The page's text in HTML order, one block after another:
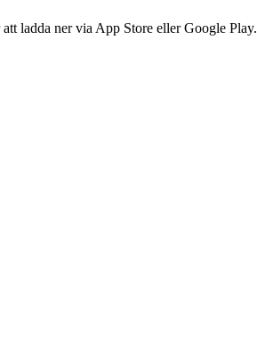
ladda ner via App Store eller Google Play.